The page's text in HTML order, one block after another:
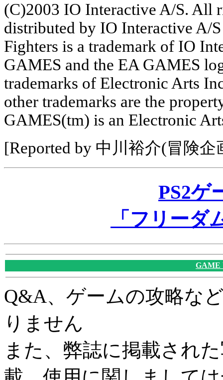
(C)2003 IO Interactive A/S. All
distributed by IO Interactive A/
Fighters is a trademark of IO
GAMES and the EA GAMES
trademarks of Electronic Arts
other trademarks are the
GAMES(tm) is an Electronic
[Reported by 中川裕介(冒険企
PS2ゲ
「フリーダ
GAME
Q&A、ゲームの攻略な
りません
また、弊誌に掲載され